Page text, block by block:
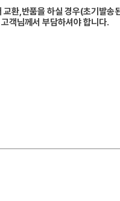
환,반품을 하실 경우(초기발송
객님께서 부담하셔야 합니다.